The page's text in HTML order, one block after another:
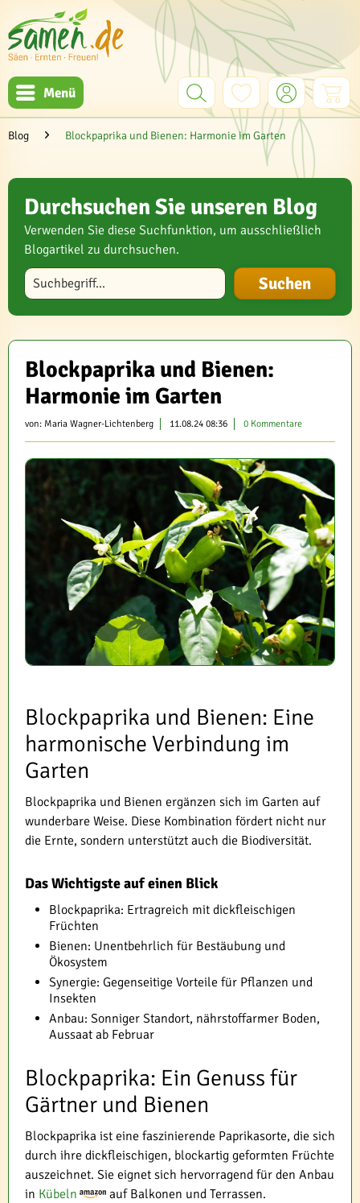
Menü
Blog Blockpaprika und Bienen: Harmonie im Garten
Durchsuchen Sie unseren Blog
Verwenden Sie diese Suchfunktion, um ausschließlich
Blogartikel zu durchsuchen.
Blog durchsuchen
Blockpaprika und Bienen:
Harmonie im Garten
von: Maria Wagner-Lichtenberg 11.08.24 08:36 0 Kommentare
Blockpaprika und Bienen: Eine
harmonische Verbindung im
Garten
Blockpaprika und Bienen ergänzen sich im Garten auf
wunderbare Weise. Diese Kombination fördert nicht nur
die Ernte, sondern unterstützt auch die Biodiversität.
Das Wichtigste auf einen Blick
Blockpaprika: Ertragreich mit dickfleischigen
Früchten
Bienen: Unentbehrlich für Bestäubung und
Ökosystem
Synergie: Gegenseitige Vorteile für Pflanzen und
Insekten
Anbau: Sonniger Standort, nährstoffarmer Boden,
Aussaat ab Februar
Blockpaprika: Ein Genuss für
Gärtner und Bienen
Blockpaprika ist eine faszinierende Paprikasorte, die sich
durch ihre dickfleischigen, blockartig geformten Früchte
auszeichnet. Sie eignet sich hervorragend für den Anbau
in Kübeln
auf Balkonen und Terrassen.